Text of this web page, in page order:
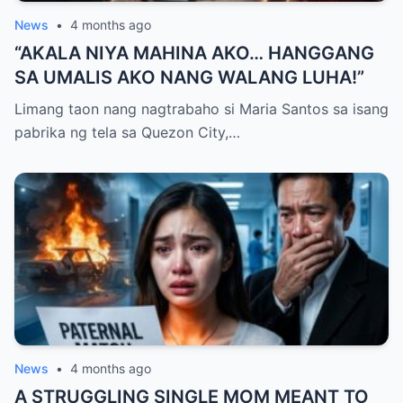
News • 4 months ago
“AKALA NIYA MAHINA AKO… HANGGANG
SA UMALIS AKO NANG WALANG LUHA!”
Limang taon nang nagtrabaho si Maria Santos sa isang
pabrika ng tela sa Quezon City,…
News • 4 months ago
A STRUGGLING SINGLE MOM MEANT TO